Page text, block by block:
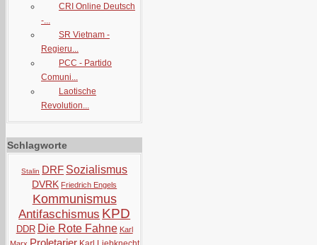
CRI Online Deutsch
-...
SR Vietnam -
Regieru...
PCC - Partido
Comuni...
Laotische
Revolution...
Schlagworte
Stalin DRF Sozialismus
DVRK Friedrich Engels
Kommunismus
Antifaschismus KPD
DDR Die Rote Fahne Karl
Proletarier